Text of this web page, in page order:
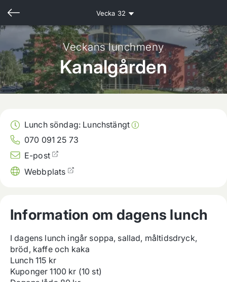
Vecka 32
Veckans lunchmeny
Kanalgården
Lunch söndag: Lunchstängt
070 091 25 73
E-post
Webbplats
Information om dagens lunch
I dagens lunch ingår soppa, sallad, måltidsdryck,
bröd, kaffe och kaka
Lunch 115 kr
Kuponger 1100 kr (10 st)